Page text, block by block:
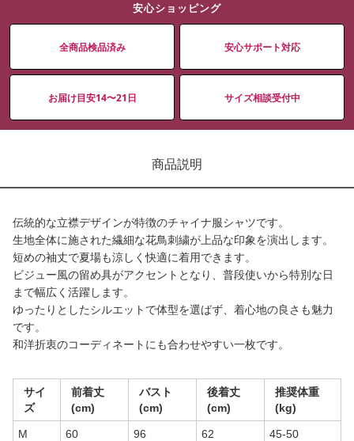
安心ショッピング
全商品検品済み 安心サポート対応
お届け目安14〜21日 サイズ相談受付中
商品説明
伝統的な立襟デザインが特徴のチャイナ服シャツです。
生地全体に施された繊細な花鳥刺繍が上品な印象を演出します。
短めの袖丈で夏場も涼しく快適に着用できます。
ビジュー風の留め具がアクセントとなり、普段使いから特別な日
まで幅広く活躍します。
ゆったりとしたシルエットで体型を選ばず、着心地の良さも魅力
です。
和洋折衷のコーディネートにも合わせやすい一枚です。
サイ
ズ
前着丈
(cm)
バスト
(cm)
後着丈
(cm)
推奨体重
(kg)
M 60 96 62 45-50